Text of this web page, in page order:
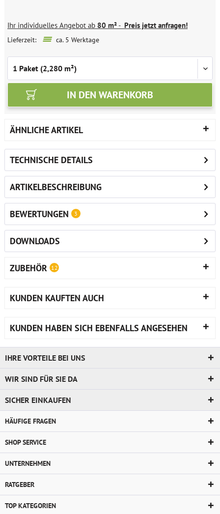
Ihr individuelles Angebot ab 80 m²- Preis jetzt anfragen!
Lieferzeit: ca. 5 Werktage
IN DEN WARENKORB
ÄHNLICHE ARTIKEL
TECHNISCHE DETAILS
ARTIKELBESCHREIBUNG
BEWERTUNGEN 3
DOWNLOADS
ZUBEHÖR 12
KUNDEN KAUFTEN AUCH
KUNDEN HABEN SICH EBENFALLS ANGESEHEN
IHRE VORTEILE BEI UNS
WIR SIND FÜR SIE DA
SICHER EINKAUFEN
HÄUFIGE FRAGEN
SHOP SERVICE
UNTERNEHMEN
RATGEBER
TOP KATEGORIEN